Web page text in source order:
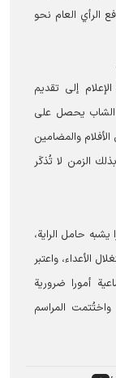
الرأي العام نحو
إلى تقديم
يحصل على
والمضامين
الزمن لا تُذكَر
حامل الراية،
الأعداء، واعتبر
أمورا ضرورية
المراسم